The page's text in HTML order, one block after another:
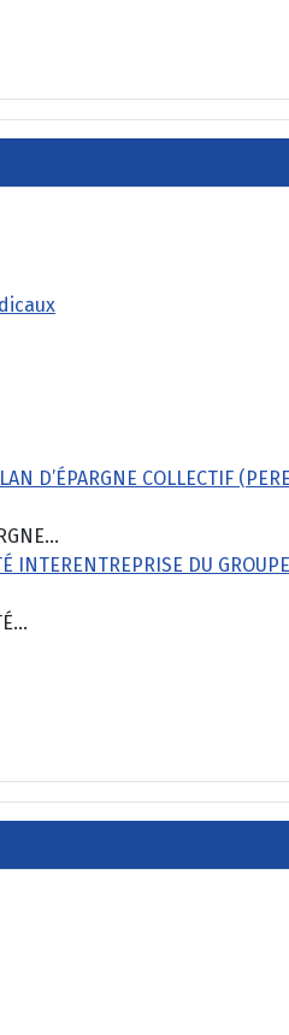
D’ÉPARGNE COLLECTIF
INTERENTREPRISE DU